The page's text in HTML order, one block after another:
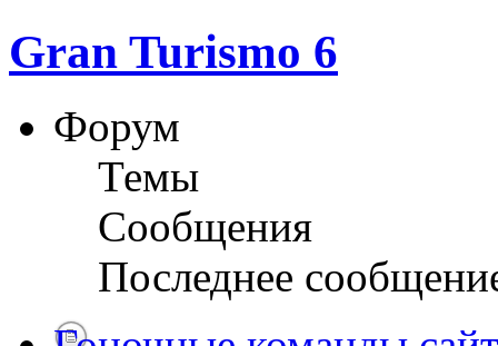
Gran Turismo 6
Форум
Темы
Сообщения
Последнее